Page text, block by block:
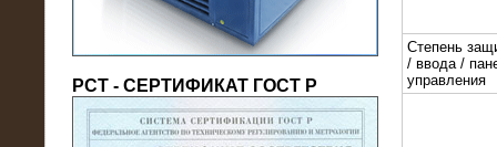
РСТ - СЕРТИФИКАТ ГОСТ Р
Степень
/ ввода /
управления